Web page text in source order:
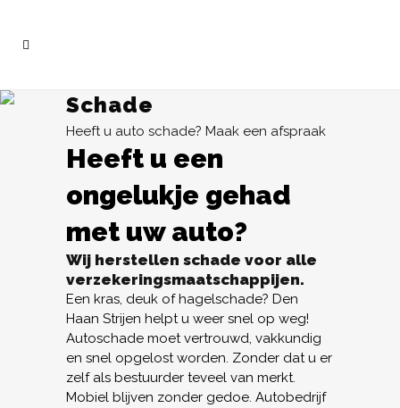
Schade
Heeft u auto schade? Maak een afspraak
Heeft u een
ongelukje gehad
met uw auto?
Wij herstellen schade voor alle
verzekeringsmaatschappijen.
Een kras, deuk of hagelschade? Den
Haan Strijen helpt u weer snel op weg!
Autoschade moet vertrouwd, vakkundig
en snel opgelost worden. Zonder dat u er
zelf als bestuurder teveel van merkt.
Mobiel blijven zonder gedoe. Autobedrijf